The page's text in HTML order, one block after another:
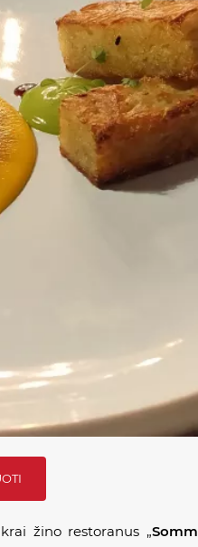
žino restoranus „Somm